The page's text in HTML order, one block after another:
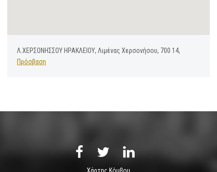
Λ.ΧΕΡΣΟΝΗΣΣΟΥ ΗΡΑΚΛΕΙΟΥ, Λιμένας Χερσονήσου, 700 14,
Πρόσβαση
Χάρτης Κόμβου